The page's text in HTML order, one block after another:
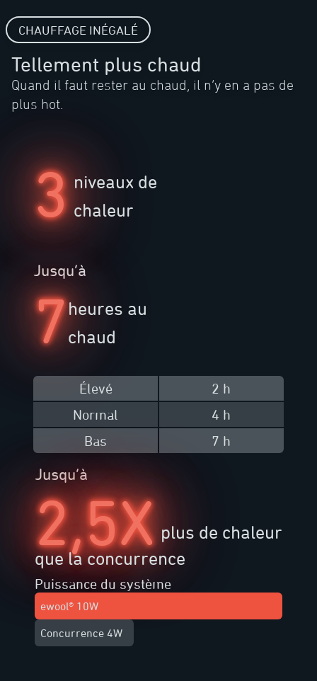
CHAUFFAGE INÉGALÉ
Tellement plus chaud
Quand il faut rester au chaud, il n’y en a pas de
plus hot.
3 niveaux de
chaleur
Jusqu’à
7heures au
chaud
Élevé
2 h
Normal
4 h
Bas
7 h
Jusqu’à
2,5X plus de chaleur
que la concurrence
Puissance du système
ewool® 10W
Concurrence 4W